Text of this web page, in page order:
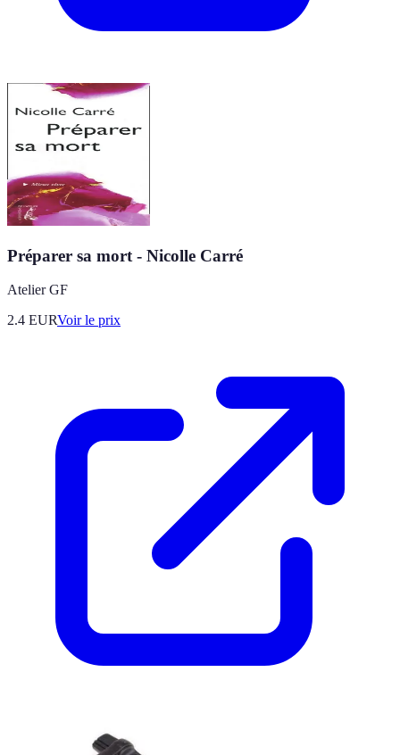
Préparer sa mort - Nicolle Carré
Atelier GF
2.4 EURVoir le prix